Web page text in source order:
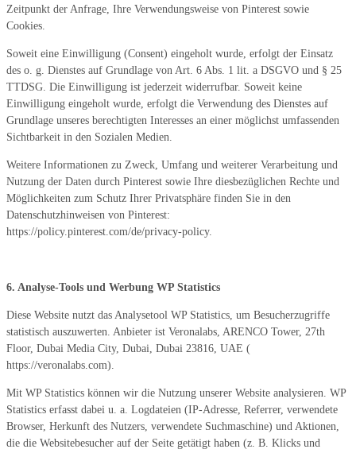
Zeitpunkt der Anfrage, Ihre Verwendungsweise von Pinterest sowie
Cookies.
Soweit eine Einwilligung (Consent) eingeholt wurde, erfolgt der Einsatz
des o. g. Dienstes auf Grundlage von Art. 6 Abs. 1 lit. a DSGVO und § 25
TTDSG. Die Einwilligung ist jederzeit widerrufbar. Soweit keine
Einwilligung eingeholt wurde, erfolgt die Verwendung des Dienstes auf
Grundlage unseres berechtigten Interesses an einer möglichst umfassenden
Sichtbarkeit in den Sozialen Medien.
Weitere Informationen zu Zweck, Umfang und weiterer Verarbeitung und
Nutzung der Daten durch Pinterest sowie Ihre diesbezüglichen Rechte und
Möglichkeiten zum Schutz Ihrer Privatsphäre finden Sie in den
Datenschutzhinweisen von Pinterest:
https://policy.pinterest.com/de/privacy-policy.
6. Analyse-Tools und Werbung WP Statistics
Diese Website nutzt das Analysetool WP Statistics, um Besucherzugriffe
statistisch auszuwerten. Anbieter ist Veronalabs, ARENCO Tower, 27th
Floor, Dubai Media City, Dubai, Dubai 23816, UAE (
https://veronalabs.com).
Mit WP Statistics können wir die Nutzung unserer Website analysieren. WP
Statistics erfasst dabei u. a. Logdateien (IP-Adresse, Referrer, verwendete
Browser, Herkunft des Nutzers, verwendete Suchmaschine) und Aktionen,
die die Websitebesucher auf der Seite getätigt haben (z. B. Klicks und